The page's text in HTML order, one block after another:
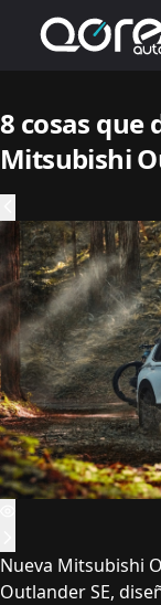
8 cosas que
Mitsubishi
Nueva Mitsubishi
Outlander SE,